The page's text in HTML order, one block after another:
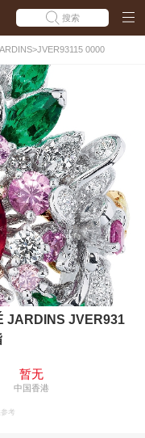
搜索
>JVER93115 0000
JARDINS JVER931
暂无
中国香港
考